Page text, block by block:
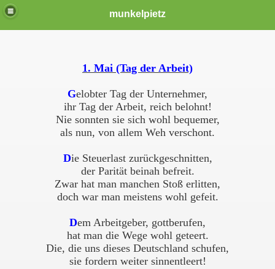
munkelpietz
1. Mai (Tag der Arbeit)
Gelobter Tag der Unternehmer,
ihr Tag der Arbeit, reich belohnt!
Nie sonnten sie sich wohl bequemer,
als nun, von allem Weh verschont.
Die Steuerlast zurückgeschnitten,
der Parität beinah befreit.
Zwar hat man manchen Stoß erlitten,
doch war man meistens wohl gefeit.
Dem Arbeitgeber, gottberufen,
hat man die Wege wohl geteert.
Die, die uns dieses Deutschland schufen,
sie fordern weiter sinnentleert!